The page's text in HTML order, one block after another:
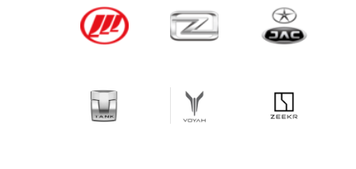
автомобиля рабочую жидкость. С уверенностью в
безукоризненности полученного результата мы
предоставляем гарантию. Ждем вас!